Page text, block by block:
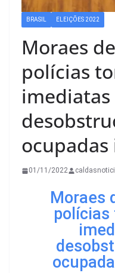
BRASIL ELEIÇÕES 2022
Moraes
polícias
imediatas
01/11/2022
Moraes
polícias